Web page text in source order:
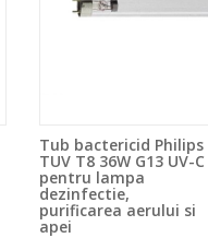
Tub bactericid Philips
TUV T8 36W G13 UV-C
pentru lampa
dezinfectie,
purificarea aerului si
apei